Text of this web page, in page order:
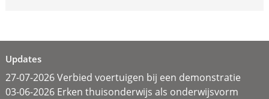
Updates
27-07-2026 Verbied voertuigen bij een demonstratie
03-06-2026 Erken thuisonderwijs als onderwijsvorm